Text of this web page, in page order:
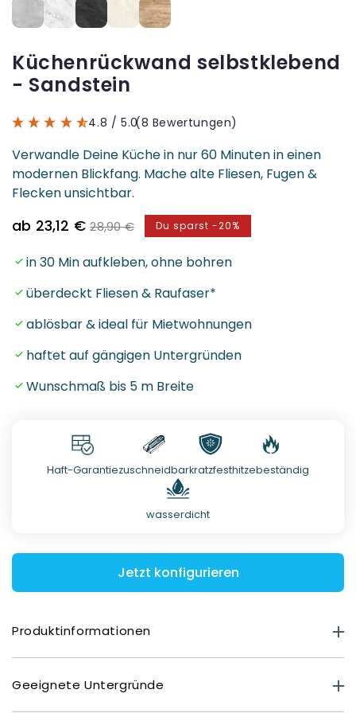
Küchenrückwand selbstklebend
- Sandstein
4.8 / 5.0(8 Bewertungen)
Verwandle Deine Küche in nur 60 Minuten in einen
modernen Blickfang. Mache alte Fliesen, Fugen &
Flecken unsichtbar.
Verkaufspreis
ab 23,12 € Normaler
28,90 € Du sparst -20%
in 30 Min aufkleben, ohne bohren
überdeckt Fliesen & Raufaser*
ablösbar & ideal für Mietwohnungen
haftet auf gängigen Untergründen
Wunschmaß bis 5 m Breite
Haft-Garantiezuschneidbarkratzfesthitzebeständig
wasserdicht
Jetzt konfigurieren
Produktinformationen
Premium Matt: 0,40 mm
Deluxe Glasoptik: 0,80 mm
Geeignete Untergründe